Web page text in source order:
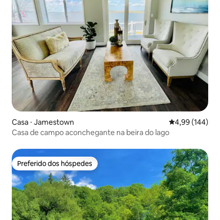
Casa ⋅ Jamestown 4,99 de uma
4,99 (144)
Casa de campo aconchegante na beira do lago
Preferido dos hóspedes
Preferido dos hóspedes